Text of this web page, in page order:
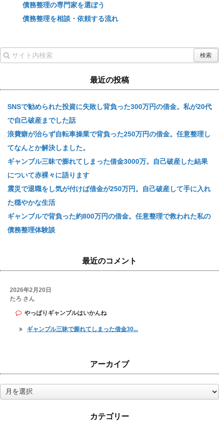
債務整理の専門家を選ぼう
債務整理を相談・依頼する流れ
最近の投稿
SNSで勧められた投資に失敗し背負った300万円の借金。私が20代
で自己破産までした話
浪費癖が治らず自転車操業で背負った250万円の借金。任意整理し
てなんとか解決しました。
ギャンブル三昧で膨れてしまった借金3000万。自己破産した結果
について赤裸々に語ります
震災で退職をし気が付けば借金が250万円。自己破産して手に入れ
た穏やかな生活
ギャンブルで背負った約800万円の借金。任意整理で救われた私の
債務整理体験談
最近のコメント
2026年2月20日
たろ さん
やっぱりギャンブルはいかんね
ギャンブル三昧で膨れてしまった借金30...
アーカイブ
ー
カテゴリー